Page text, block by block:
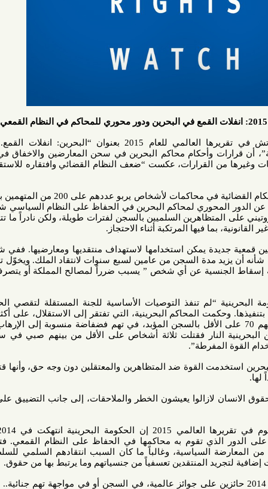
أكدت منظمة هيومن رايتس واتش في تقريرها العالمي للعام 2015 بعنوان “البحرين: انفلات القمع.. وملاحقة
وأحكام محاكم البحرين في سحن المعارضين والاخفاق في محاسبة
القرارات، عكست “ضعف النظام القضائي وافتقاره للاستقلال”، كما
وأوضحت المنظمة، أن تحليلاً للأحكام القضائية في محاكمات لأشخاص يربو عددهم على 200 من المتهمين بتهم تتعلق
لمحاكم البحرين في الحفاظ على النظام السياسي شديد القمع
السلميين بالسجن لفترات طويلة، ولكن نادراً ما تتم محاكمة
فيها المرتكبة أثناء الاحتجاز.
يمكن استخدامها لاستهداف منتقديها ومعارضيها. ففي شهر أبريل،
مدة السجن من عامين لسبع سنوات لانتقاد الملك. ويخوّل تعديل على
عن أي شخص ” يسبب ضرراً لمصالح المملكة أو يتصرف بطريقة
تنفذ التوصيات الأساسية للجنة المستقلة لتقصي الحقائق في
البحرين لعام 2011 والتي تعهدت بتنفيذها. وحكمت المحاكم البحرينية، التي تفتقر إلى الاستقلال، على أكثر من 200
لفترات طويلة، منهم 70 على الأقل بالسجن المؤبد، في تهم فضفاضة منسوبة إلى الإرهاب أو الأمن
فقتلت ثلاثة أشخاص على الأقل من بينهم صبي في سن الرابعة
القوة ضد المتظاهرين والمعتقلين دون وجه حق، وأنها قتلت أفرادا
يعيشون الخطر والملاحقات، إلى جانب التضييق على الاحزاب
وقالت هيومن رايتس ووتش اليوم في تقريرها العالمي 2015 إن الحكومة البحرينية انتهكت في 2014 الحقوق
تقوم به محاكمها في الحفاظ على النظام القمعي. فتم اعتقال
السياسية، وغالباً ما كان السبب انتقادهم السلمي للسلطات، كما
المنتقدين تعسفياً من جنسياتهم وما يرتبط بها من حقوق.
4 مصورين خلال 2014 حائزين على جوائز عالمية، في السجن أو في مواجهة تهم جنائية.. كما لفتت